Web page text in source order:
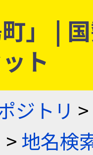
」 |
ト
ジトリ >
> 地名検